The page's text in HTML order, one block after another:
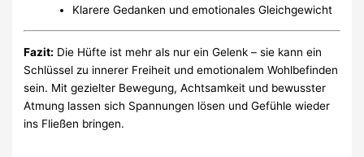
Klarere Gedanken und emotionales Gleichgewicht
Fazit: Die Hüfte ist mehr als nur ein Gelenk – sie kann ein
Schlüssel zu innerer Freiheit und emotionalem Wohlbefinden
sein. Mit gezielter Bewegung, Achtsamkeit und bewusster
Atmung lassen sich Spannungen lösen und Gefühle wieder
ins Fließen bringen.